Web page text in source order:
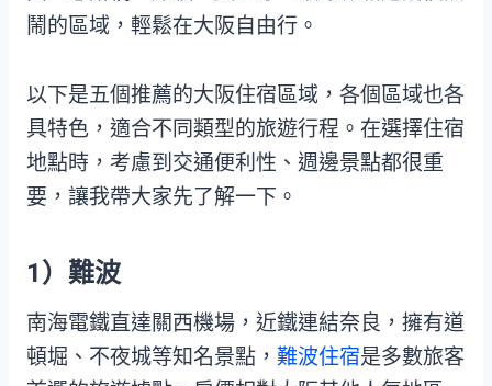
鬧的區域，輕鬆在大阪自由行。
以下是五個推薦的大阪住宿區域，各個區域也各
具特色，適合不同類型的旅遊行程。在選擇住宿
地點時，考慮到交通便利性、週邊景點都很重
要，讓我帶大家先了解一下。
1）難波
南海電鐵直達關西機場，近鐵連結奈良，擁有道
頓堀、不夜城等知名景點， 難波住宿是多數旅客